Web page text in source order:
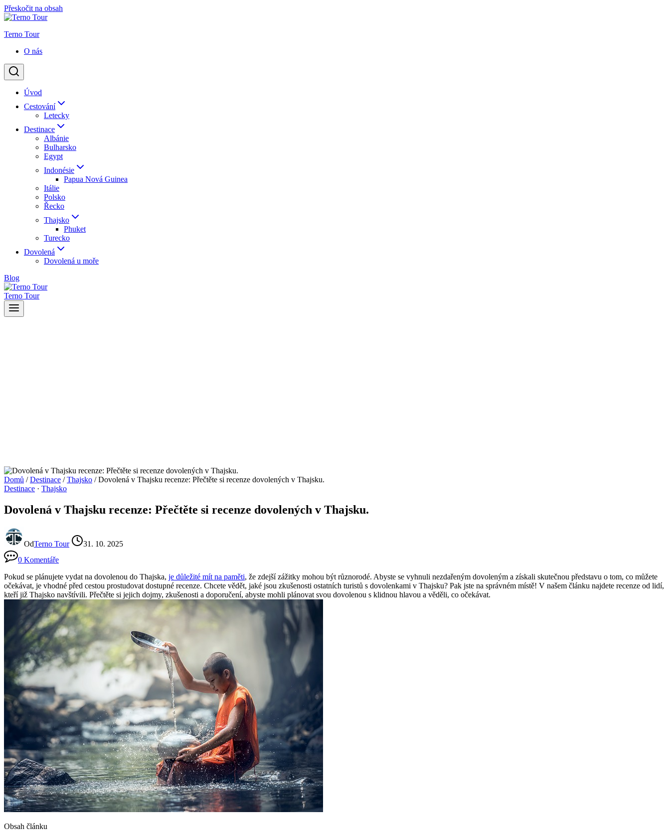
Přeskočit na obsah
Terno Tour
O nás
Úvod
Cestování
Letecky
Destinace
Albánie
Bulharsko
Egypt
Indonésie
Papua Nová Guinea
Itálie
Polsko
Řecko
Thajsko
Phuket
Turecko
Dovolená
Dovolená u moře
Blog
Terno Tour
Domů / Destinace / Thajsko / Dovolená v Thajsku recenze: Přečtěte si recenze dovolených v Thajsku.
Destinace · Thajsko
Dovolená v Thajsku recenze: Přečtěte si recenze dovolených v Thajsku.
OdTerno Tour
31. 10. 2025
0 Komentáře
Pokud se plánujete vydat na dovolenou do Thajska, je důležité mít na paměti, že zdejší zážitky mohou být různorodé. Abyste se vyhnuli nezdařeným dovoleným a získali skutečnou představu o tom, co můžete
očekávat, je vhodné před cestou prostudovat dostupné recenze. Chcete vědět, jaké jsou zkušenosti ostatních turistů s dovolenkami v Thajsku? Pak jste na správném místě! V našem článku najdete recenze od lidí,
kteří již Thajsko navštívili. Přečtěte si jejich dojmy, zkušenosti a doporučení, abyste mohli plánovat svou dovolenou s klidnou hlavou a věděli, co očekávat.
Obsah článku